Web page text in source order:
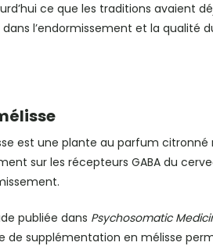
ce que les traditions avaient
l’endormissement et la qualité
est une plante au parfum citronné
sur les récepteurs GABA du
publiée dans Psychosomatic
de supplémentation en mélisse